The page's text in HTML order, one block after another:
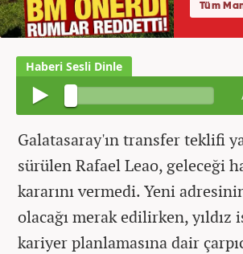
Galatasaray'ın transfer teklifi
sürülen Rafael Leao, geleceği
kararını vermedi. Yeni
olacağı merak edilirken, yıldız
kariyer planlamasına dair